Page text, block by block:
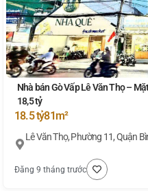
Nhà bán Gò Vấp Lê Văn Thọ –
18,5 tỷ
18.5 tỷ81m²
Lê Văn Thọ, Phường 11,
Đăng 9 tháng trước